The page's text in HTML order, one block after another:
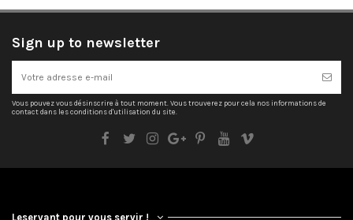
Sign up to newsletter
Vous pouvez vous désinscrire à tout moment. Vous trouverez pour cela nos informations de
contact dans les conditions d'utilisation du site.
Leservant pour vous servir !